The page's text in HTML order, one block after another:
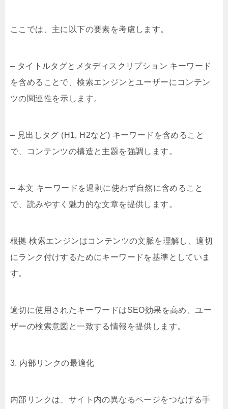
ここでは、主に以下の要素を考慮します。
– タイトルタグとメタディスクリプション キーワード
を含めることで、検索エンジンとユーザーにコンテン
ツの関連性を示します。
– 見出しタグ (H1, H2など) キーワードを含めること
で、コンテンツの構造と主題を強調します。
– 本文 キーワードを過剰に使わず自然に含めること
で、読みやすく魅力的な文章を提供します。
根拠 検索エンジンはコンテンツの文脈を理解し、適切
にランク付けするためにキーワードを基準としていま
す。
適切に使用されたキーワードはSEO効果を高め、ユー
ザーの検索意図と一致する情報を提供します。
3. 内部リンクの最適化
内部リンクは、サイト内の異なるページをつなげる手